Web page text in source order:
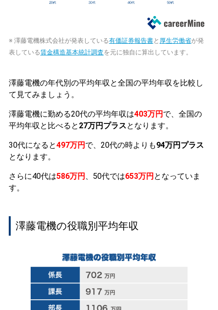
※ 澤藤電機株式会社が発表している有価証券報告書と 厚生労働省が発
表している賃金構造基本統計調査を元に独自に算出しています。
澤藤電機の年代別の平均年収と全国の平均年収を比較し
て見てみましょう。
澤藤電機に勤める20代の平均年収は403万円 で、全国の
平均年収と比べると 27万円プラスとなります。
30代になると497万円 で、20代の時よりも94万円プラス
となります。
さらに40代は586万円 、50代では653万円 となっていま
す。
澤藤電機の役職別平均年収